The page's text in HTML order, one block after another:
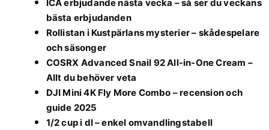
ICA erbjudande nästa vecka – så ser du veckans
bästa erbjudanden
Rollistan i Kustpärlans mysterier – skådespelare
och säsonger
COSRX Advanced Snail 92 All-in-One Cream –
Allt du behöver veta
DJI Mini 4K Fly More Combo – recension och
guide 2025
1/2 cup i dl – enkel omvandlingstabell